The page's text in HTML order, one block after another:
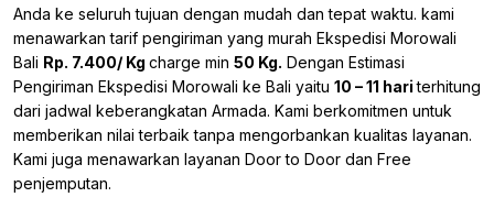
Anda ke seluruh tujuan dengan mudah dan tepat waktu. kami
menawarkan tarif pengiriman yang murah Ekspedisi Morowali
Bali Rp. 7.400/ Kg charge min 50 Kg. Dengan Estimasi
Pengiriman Ekspedisi Morowali ke Bali yaitu 10 – 11 hariterhitung
dari jadwal keberangkatan Armada. Kami berkomitmen untuk
memberikan nilai terbaik tanpa mengorbankan kualitas layanan.
Kami juga menawarkan layanan Door to Door dan Free
penjemputan.